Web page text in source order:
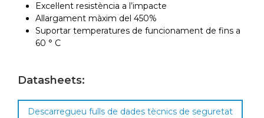
Excel·lent resistència a l’impacte
Allargament màxim del 450%
Suportar temperatures de funcionament de fins a
60 ° C
Datasheets:
Descarregueu fulls de dades tècnics de seguretat